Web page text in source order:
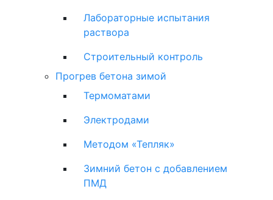
Лабораторные испытания
раствора
Строительный контроль
Прогрев бетона зимой
Термоматами
Электродами
Методом «Тепляк»
Зимний бетон с добавлением
ПМД